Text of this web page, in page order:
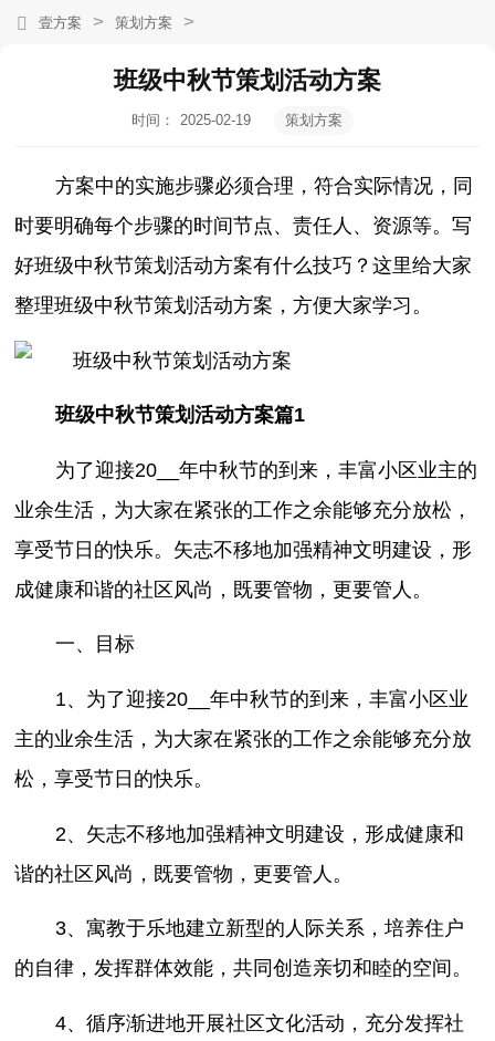
壹方案 > 策划方案 >
班级中秋节策划活动方案
时间：
2025-02-19
策划方案
方案中的实施步骤必须合理，符合实际情况，同
时要明确每个步骤的时间节点、责任人、资源等。写
好班级中秋节策划活动方案有什么技巧？这里给大家
整理班级中秋节策划活动方案，方便大家学习。
班级中秋节策划活动方案篇1
为了迎接20__年中秋节的到来，丰富小区业主的
业余生活，为大家在紧张的工作之余能够充分放松，
享受节日的快乐。矢志不移地加强精神文明建设，形
成健康和谐的社区风尚，既要管物，更要管人。
一、目标
1、为了迎接20__年中秋节的到来，丰富小区业
主的业余生活，为大家在紧张的工作之余能够充分放
松，享受节日的快乐。
2、矢志不移地加强精神文明建设，形成健康和
谐的社区风尚，既要管物，更要管人。
3、寓教于乐地建立新型的人际关系，培养住户
的自律，发挥群体效能，共同创造亲切和睦的空间。
4、循序渐进地开展社区文化活动，充分发挥社